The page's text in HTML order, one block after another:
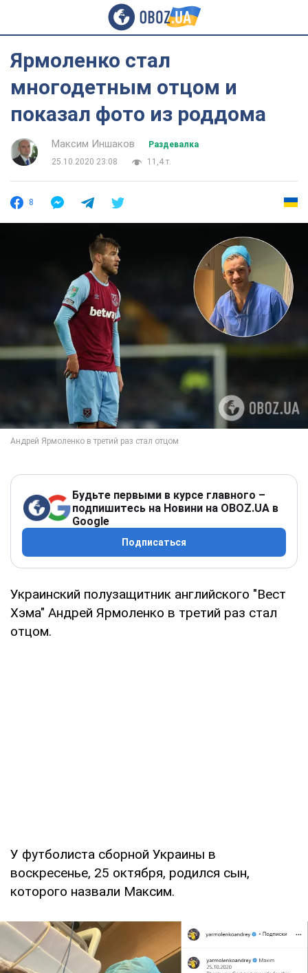
Ярмоленко стал
многодетным отцом и
показал фото из роддома
Максим Иншаков
Раздевалка
25.10.2020 23:08
11,4 т.
8
Будьте первыми в курсе главного –
подпишитесь на Новини на OBOZ.UA в
Google
Подписаться
Украинский полузащитник английского "Вест
Хэма" Андрей Ярмоленко в третий раз стал
отцом.
У футболиста сборной Украины в
воскресенье, 25 октября, родился сын,
которого назвали Максим.